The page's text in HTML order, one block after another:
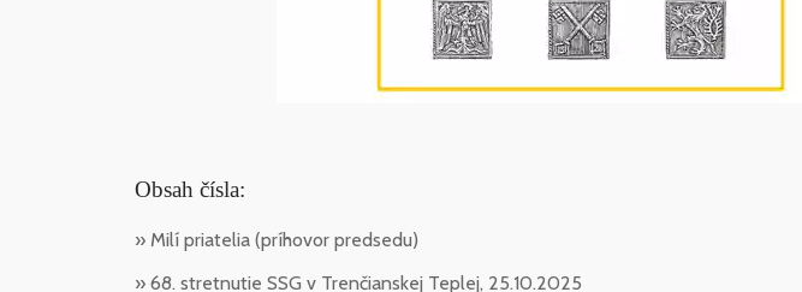
Obsah čísla:
» Milí priatelia (príhovor predsedu)
» 68. stretnutie SSG v Trenčianskej Teplej, 25.10.2025